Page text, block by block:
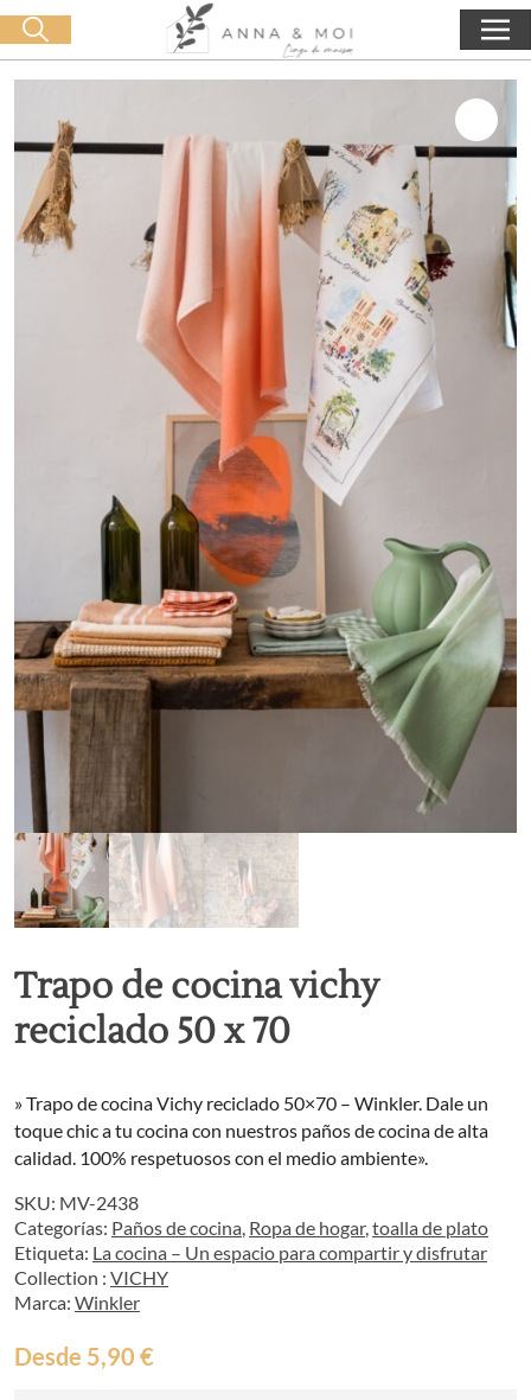
Oferta de entrega a partir de 60€ de compra 0,00€
Trapo de cocina vichy
reciclado 50 x 70
» Trapo de cocina Vichy reciclado 50×70 – Winkler. Dale un
toque chic a tu cocina con nuestros paños de cocina de alta
calidad. 100% respetuosos con el medio ambiente».
SKU: MV-2438
Categorías: Paños de cocina, Ropa de hogar,toalla de plato
Etiqueta: La cocina – Un espacio para compartir y disfrutar
Collection : VICHY
Marca: Winkler
Desde 5,90 €